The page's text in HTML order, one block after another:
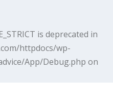
is deprecated in
httpdocs/wp-
App/Debug.php on